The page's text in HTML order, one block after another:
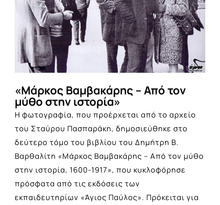
«Μάρκος Βαμβακάρης – Από τον
μύθο στην ιστορία»
Η φωτογραφία, που προέρχεται από το αρχείο
του Σταύρου Πασπαράκη, δημοσιεύθηκε στο
δεύτερο τόμο του βιβλίου του Δημήτρη Β.
Βαρθαλίτη «Μάρκος Βαμβακάρης – Από τον μύθο
στην ιστορία, 1600-1917», που κυκλοφόρησε
πρόσφατα από τις εκδόσεις των
εκπαιδευτηρίων «Άγιος Παύλος». Πρόκειται για